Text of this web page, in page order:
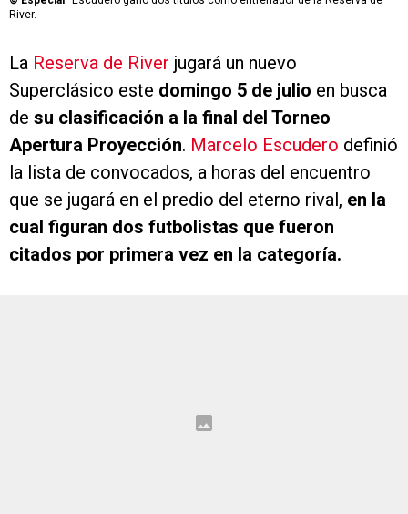
River.
La Reserva de River jugará un nuevo
Superclásico este domingo 5 de julio en busca
de su clasificación a la final del Torneo
Apertura Proyección. Marcelo Escudero definió
la lista de convocados, a horas del encuentro
que se jugará en el predio del eterno rival, en la
cual figuran dos futbolistas que fueron
citados por primera vez en la categoría.